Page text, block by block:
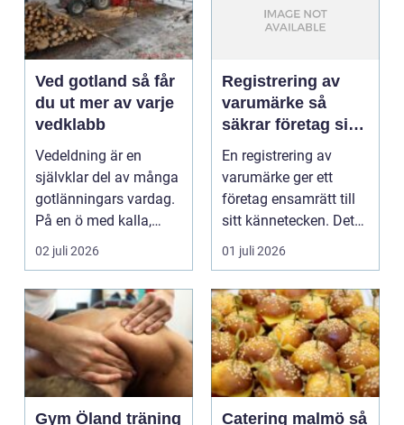
Ved gotland så får
du ut mer av varje
vedklabb
Vedeldning är en
självklar del av många
gotlänningars vardag.
På en ö med kalla,
blåsiga vintrar och...
02 juli 2026
Registrering av
varumärke så
säkrar företag sin
identitet på
marknaden
En registrering av
varumärke ger ett
företag ensamrätt till
sitt kännetecken. Det
kan handla om ett ...
01 juli 2026
Gym Öland träning
Catering malmö så